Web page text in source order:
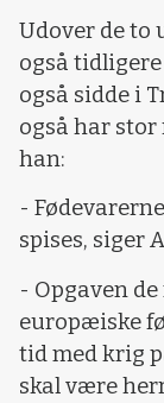
Udover de to
også
også sidde i
også har
han:
-
spises, siger
- Opgaven
europæiske
tid med krig
skal være